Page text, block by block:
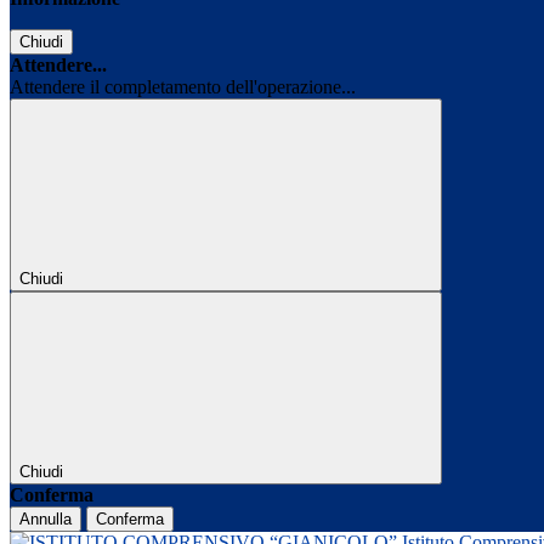
Chiudi
Attendere...
Attendere il completamento dell'operazione...
Chiudi
Chiudi
Conferma
Annulla Conferma